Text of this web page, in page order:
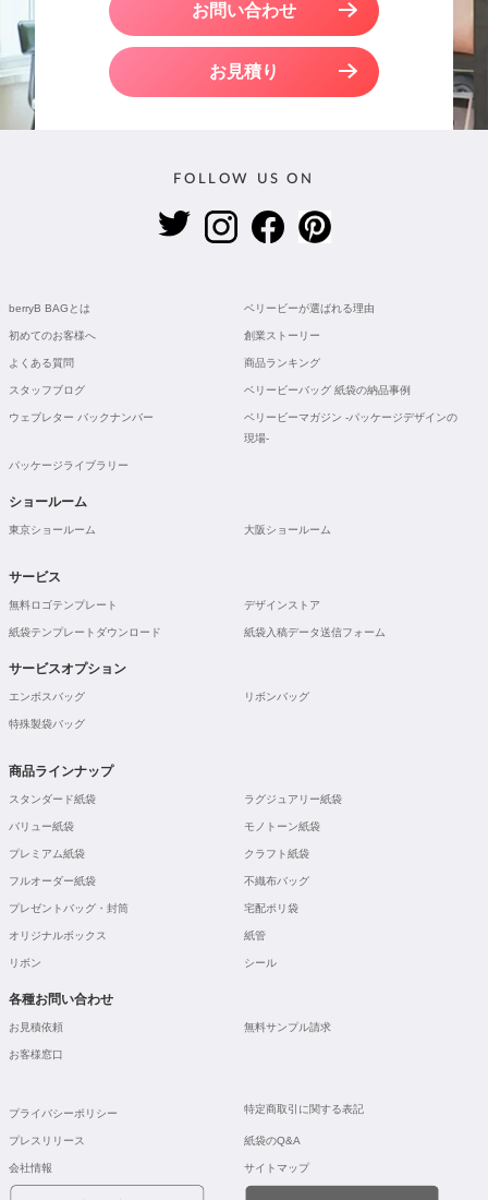
お問い合わせ
お見積り
FOLLOW US ON
berryB BAGとは ベリービーが選ばれる理由
初めてのお客様へ 創業ストーリー
よくある質問 商品ランキング
スタッフブログ ベリービーバッグ 紙袋の納品事例
ウェブレター バックナンバー
ベリービーマガジン -パッケージデザインの
現場-
パッケージライブラリー
ショールーム
東京ショールーム 大阪ショールーム
サービス
無料ロゴテンプレート デザインストア
紙袋テンプレートダウンロード 紙袋入稿データ送信フォーム
サービスオプション
エンボスバッグ リボンバッグ
特殊製袋バッグ
商品ラインナップ
スタンダード紙袋 ラグジュアリー紙袋
バリュー紙袋 モノトーン紙袋
プレミアム紙袋 クラフト紙袋
フルオーダー紙袋 不織布バッグ
プレゼントバッグ・封筒 宅配ポリ袋
オリジナルボックス 紙管
リボン シール
各種お問い合わせ
お見積依頼 無料サンプル請求
お客様窓口
プライバシーポリシー 特定商取引に関する表記
プレスリリース 紙袋のQ&A
会社情報 サイトマップ